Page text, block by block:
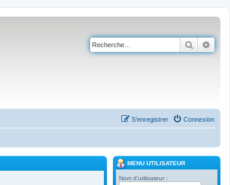
Connexion
S’enregistrer
MENU UTILISATEUR
Nom d’utilisateur :